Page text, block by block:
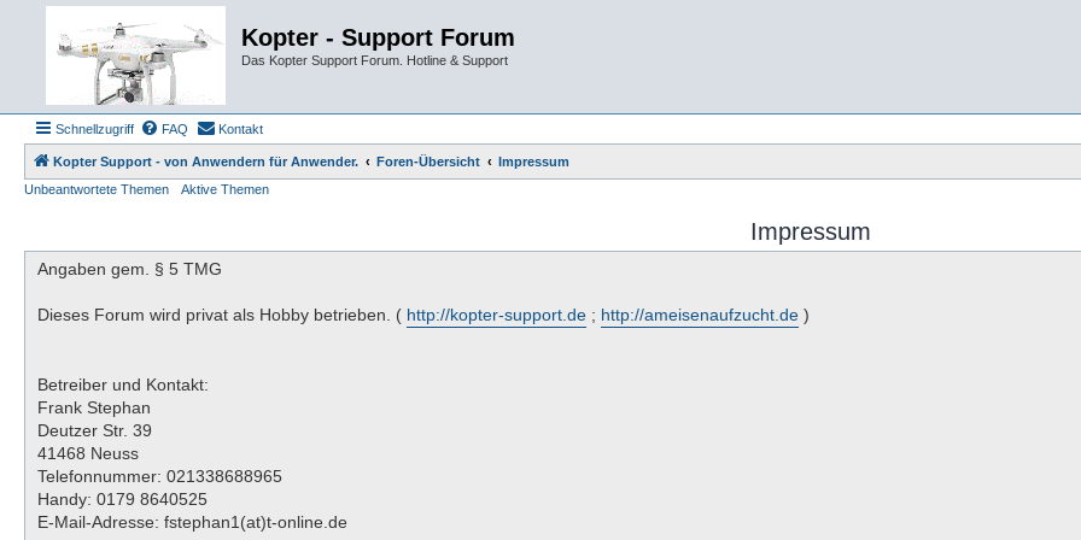
Kopter - Support Forum
Das Kopter Support Forum. Hotline & Support
Schnellzugriff FAQ Kontakt
Kopter Support - von Anwendern für Anwender. Foren-Übersicht
Impressum
Unbeantwortete Themen
Aktive Themen
Impressum
Angaben gem. § 5 TMG
Dieses Forum wird privat als Hobby betrieben. ( http://kopter-support.de ; http://ameisenaufzucht.de )
Betreiber und Kontakt:
Frank Stephan
Deutzer Str. 39
41468 Neuss
Telefonnummer: 021338688965
Handy: 0179 8640525
E-Mail-Adresse: fstephan1(at)t-online.de